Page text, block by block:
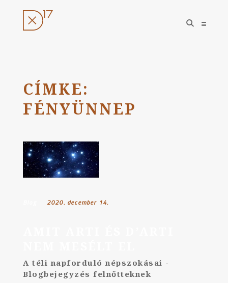
tartalomhoz
open
search
open
CÍMKE:
FÉNYÜNNEP
Posted on:
2020. december 14.
A téli napforduló népszokásai -
Blogbejegyzés felnőtteknek